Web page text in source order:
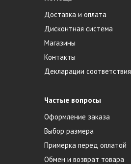
Доставка и оплата
Дисконтная система
Магазины
Контакты
Декларации соответствия
Частые вопросы
Оформление заказа
Выбор размера
Примерка перед оплатой
Обмен и возврат товара